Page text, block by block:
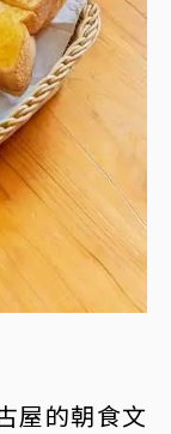
屋的朝食文